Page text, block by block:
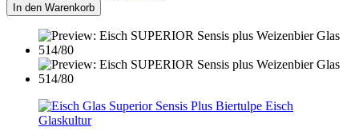
In den Warenkorb
Eisch
Glaskultur